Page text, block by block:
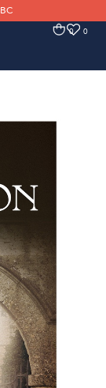
0 0